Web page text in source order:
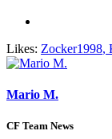
Likes: Zocker1998,
Mario M.
CF Team News